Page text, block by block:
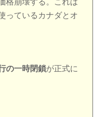
格崩壊する。これは
っているカナダとオ
の一時閉鎖が正式に